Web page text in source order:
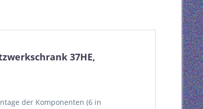
37HE,
der Komponenten (6 in